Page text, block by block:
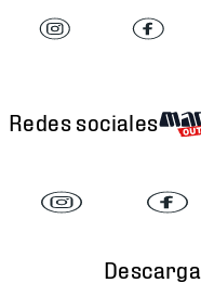
Redes sociales